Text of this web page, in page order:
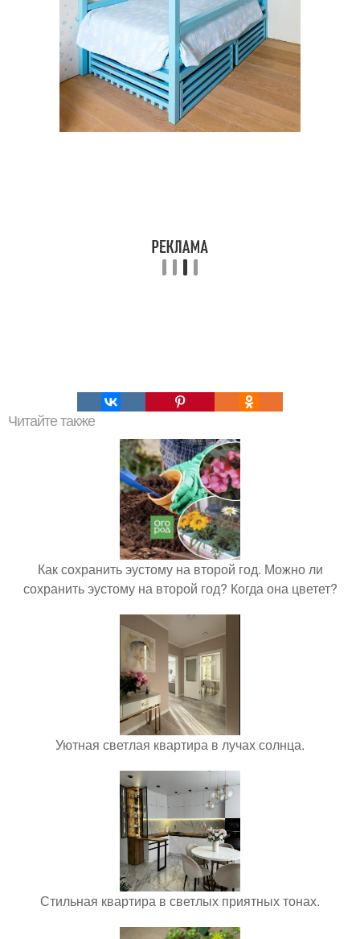
Читайте также
Как сохранить эустому на второй год. Можно ли
сохранить эустому на второй год? Когда она цветет?
Уютная светлая квартира в лучах солнца.
Стильная квартира в светлых приятных тонах.